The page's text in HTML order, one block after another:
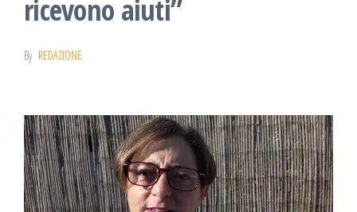
ricevono aiuti”
By REDAZIONE